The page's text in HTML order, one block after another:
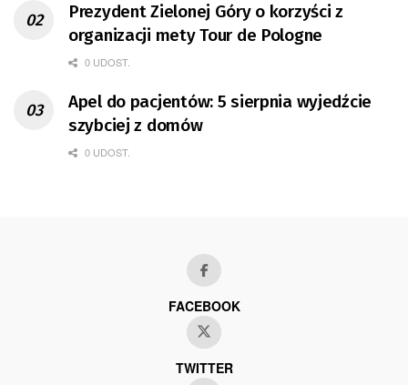
Prezydent Zielonej Góry o korzyści z
organizacji mety Tour de Pologne
0 UDOST.
Apel do pacjentów: 5 sierpnia wyjedźcie
szybciej z domów
0 UDOST.
FACEBOOK
TWITTER